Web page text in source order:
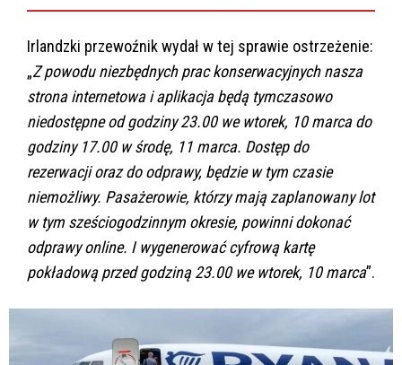
Irlandzki przewoźnik wydał w tej sprawie ostrzeżenie:
„Z powodu niezbędnych prac konserwacyjnych nasza
strona internetowa i aplikacja będą tymczasowo
niedostępne od godziny 23.00 we wtorek, 10 marca do
godziny 17.00 w środę, 11 marca. Dostęp do
rezerwacji oraz do odprawy, będzie w tym czasie
niemożliwy. Pasażerowie, którzy mają zaplanowany lot
w tym sześciogodzinnym okresie, powinni dokonać
odprawy online. I wygenerować cyfrową kartę
pokładową przed godziną 23.00 we wtorek, 10 marca”.